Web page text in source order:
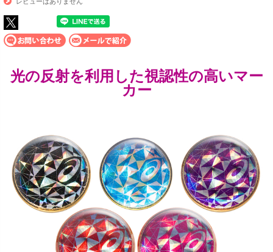
光の反射を利用した視認性の高いマー
カー